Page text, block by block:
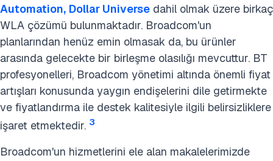
Automation, Dollar Universe dahil olmak üzere birkaç
WLA çözümü bulunmaktadır. Broadcom'un
planlarından henüz emin olmasak da, bu ürünler
arasında gelecekte bir birleşme olasılığı mevcuttur. BT
profesyonelleri, Broadcom yönetimi altında önemli fiyat
artışları konusunda yaygın endişelerini dile getirmekte
ve fiyatlandırma ile destek kalitesiyle ilgili belirsizliklere
işaret etmektedir. 3
Broadcom'un hizmetlerini ele alan makalelerimizde